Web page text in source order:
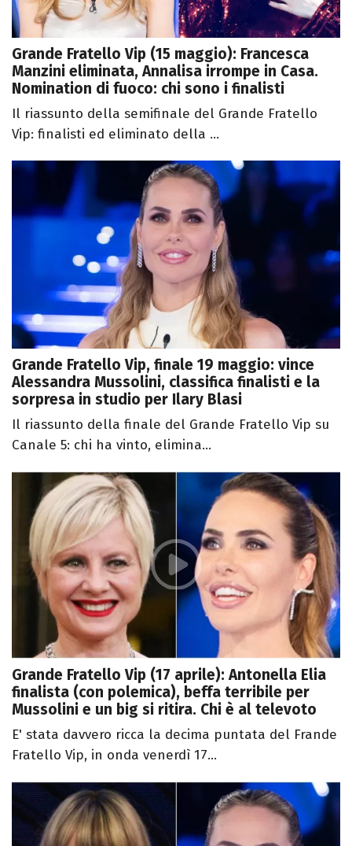
Grande Fratello Vip (15 maggio): Francesca
Manzini eliminata, Annalisa irrompe in Casa.
Nomination di fuoco: chi sono i finalisti
Il riassunto della semifinale del Grande Fratello
Vip: finalisti ed eliminato della ...
Grande Fratello Vip, finale 19 maggio: vince
Alessandra Mussolini, classifica finalisti e la
sorpresa in studio per Ilary Blasi
Il riassunto della finale del Grande Fratello Vip su
Canale 5: chi ha vinto, elimina...
Grande Fratello Vip (17 aprile): Antonella Elia
finalista (con polemica), beffa terribile per
Mussolini e un big si ritira. Chi è al televoto
E' stata davvero ricca la decima puntata del Frande
Fratello Vip, in onda venerdì 17...